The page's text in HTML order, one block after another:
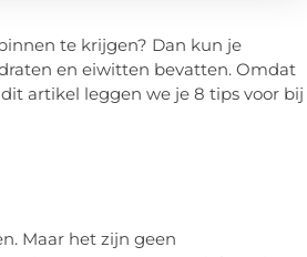
te krijgen? Dan kun je
en eiwitten bevatten. Omdat
artikel leggen we je 8 tips voor bij
Maar het zijn geen